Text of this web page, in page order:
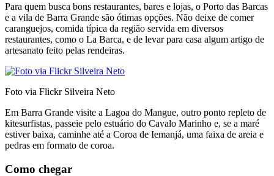
Para quem busca bons restaurantes, bares e lojas, o Porto das Barcas
e a vila de Barra Grande são ótimas opções. Não deixe de comer
caranguejos, comida típica da região servida em diversos
restaurantes, como o La Barca, e de levar para casa algum artigo de
artesanato feito pelas rendeiras.
Foto via Flickr Silveira Neto
Em Barra Grande visite a Lagoa do Mangue, outro ponto repleto de
kitesurfistas, passeie pelo estuário do Cavalo Marinho e, se a maré
estiver baixa, caminhe até a Coroa de Iemanjá, uma faixa de areia e
pedras em formato de coroa.
Como chegar